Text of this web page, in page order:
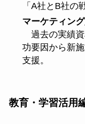
「A社とB社の
マーケティン
過去の実績資
功要因から新
支援。
教育・学習活用